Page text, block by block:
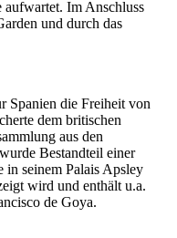
aufwartet. Im Anschluss
und durch das
Spanien die Freiheit von
dem britischen
aus den
Bestandteil einer
in seinem Palais Apsley
wird und enthält u.a.
de Goya.